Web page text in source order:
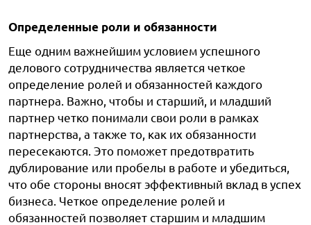
Определенные роли и обязанности
Еще одним важнейшим условием успешного
делового сотрудничества является четкое
определение ролей и обязанностей каждого
партнера. Важно, чтобы и старший, и младший
партнер четко понимали свои роли в рамках
партнерства, а также то, как их обязанности
пересекаются. Это поможет предотвратить
дублирование или пробелы в работе и убедиться,
что обе стороны вносят эффективный вклад в успех
бизнеса. Четкое определение ролей и
обязанностей позволяет старшим и младшим